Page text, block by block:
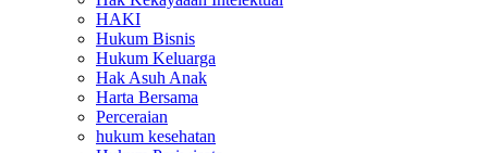
HAKI
Hukum Bisnis
Hukum Keluarga
Hak Asuh Anak
Harta Bersama
Perceraian
hukum kesehatan